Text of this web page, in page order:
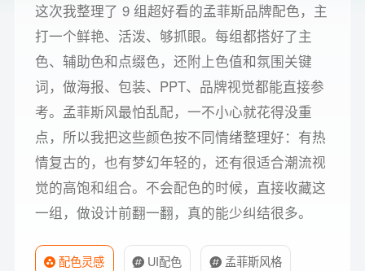
这次我整理了 9 组超好看的孟菲斯品牌配色，主
打一个鲜艳、活泼、够抓眼。每组都搭好了主
色、辅助色和点缀色，还附上色值和氛围关键
词，做海报、包装、PPT、品牌视觉都能直接参
考。孟菲斯风最怕乱配，一不小心就花得没重
点，所以我把这些颜色按不同情绪整理好：有热
情复古的，也有梦幻年轻的，还有很适合潮流视
觉的高饱和组合。不会配色的时候，直接收藏这
一组，做设计前翻一翻，真的能少纠结很多。
配色灵感 UI配色 孟菲斯风格